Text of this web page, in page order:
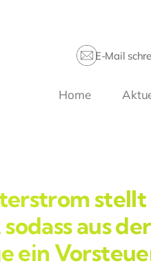
E-Mail
Home
stellt
aus
ein